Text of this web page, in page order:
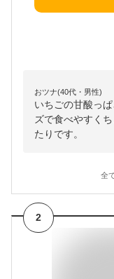
おツナ(40代・男性)
いちごの甘酸っ
ズで食べやすく
たりです。
全
2